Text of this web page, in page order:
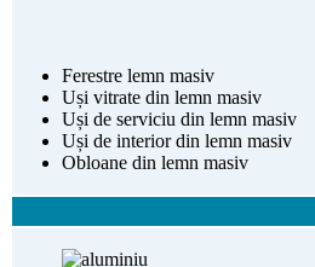
Ferestre lemn masiv
Uși vitrate din lemn masiv
Uși de serviciu din lemn masiv
Uși de interior din lemn masiv
Obloane din lemn masiv